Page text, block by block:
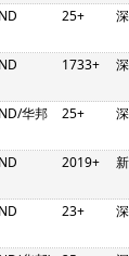
25+
1733+
华邦
25+
2019+
23+